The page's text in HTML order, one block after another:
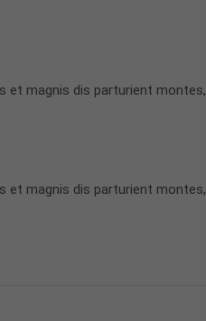
et magnis dis parturient montes,
et magnis dis parturient montes,